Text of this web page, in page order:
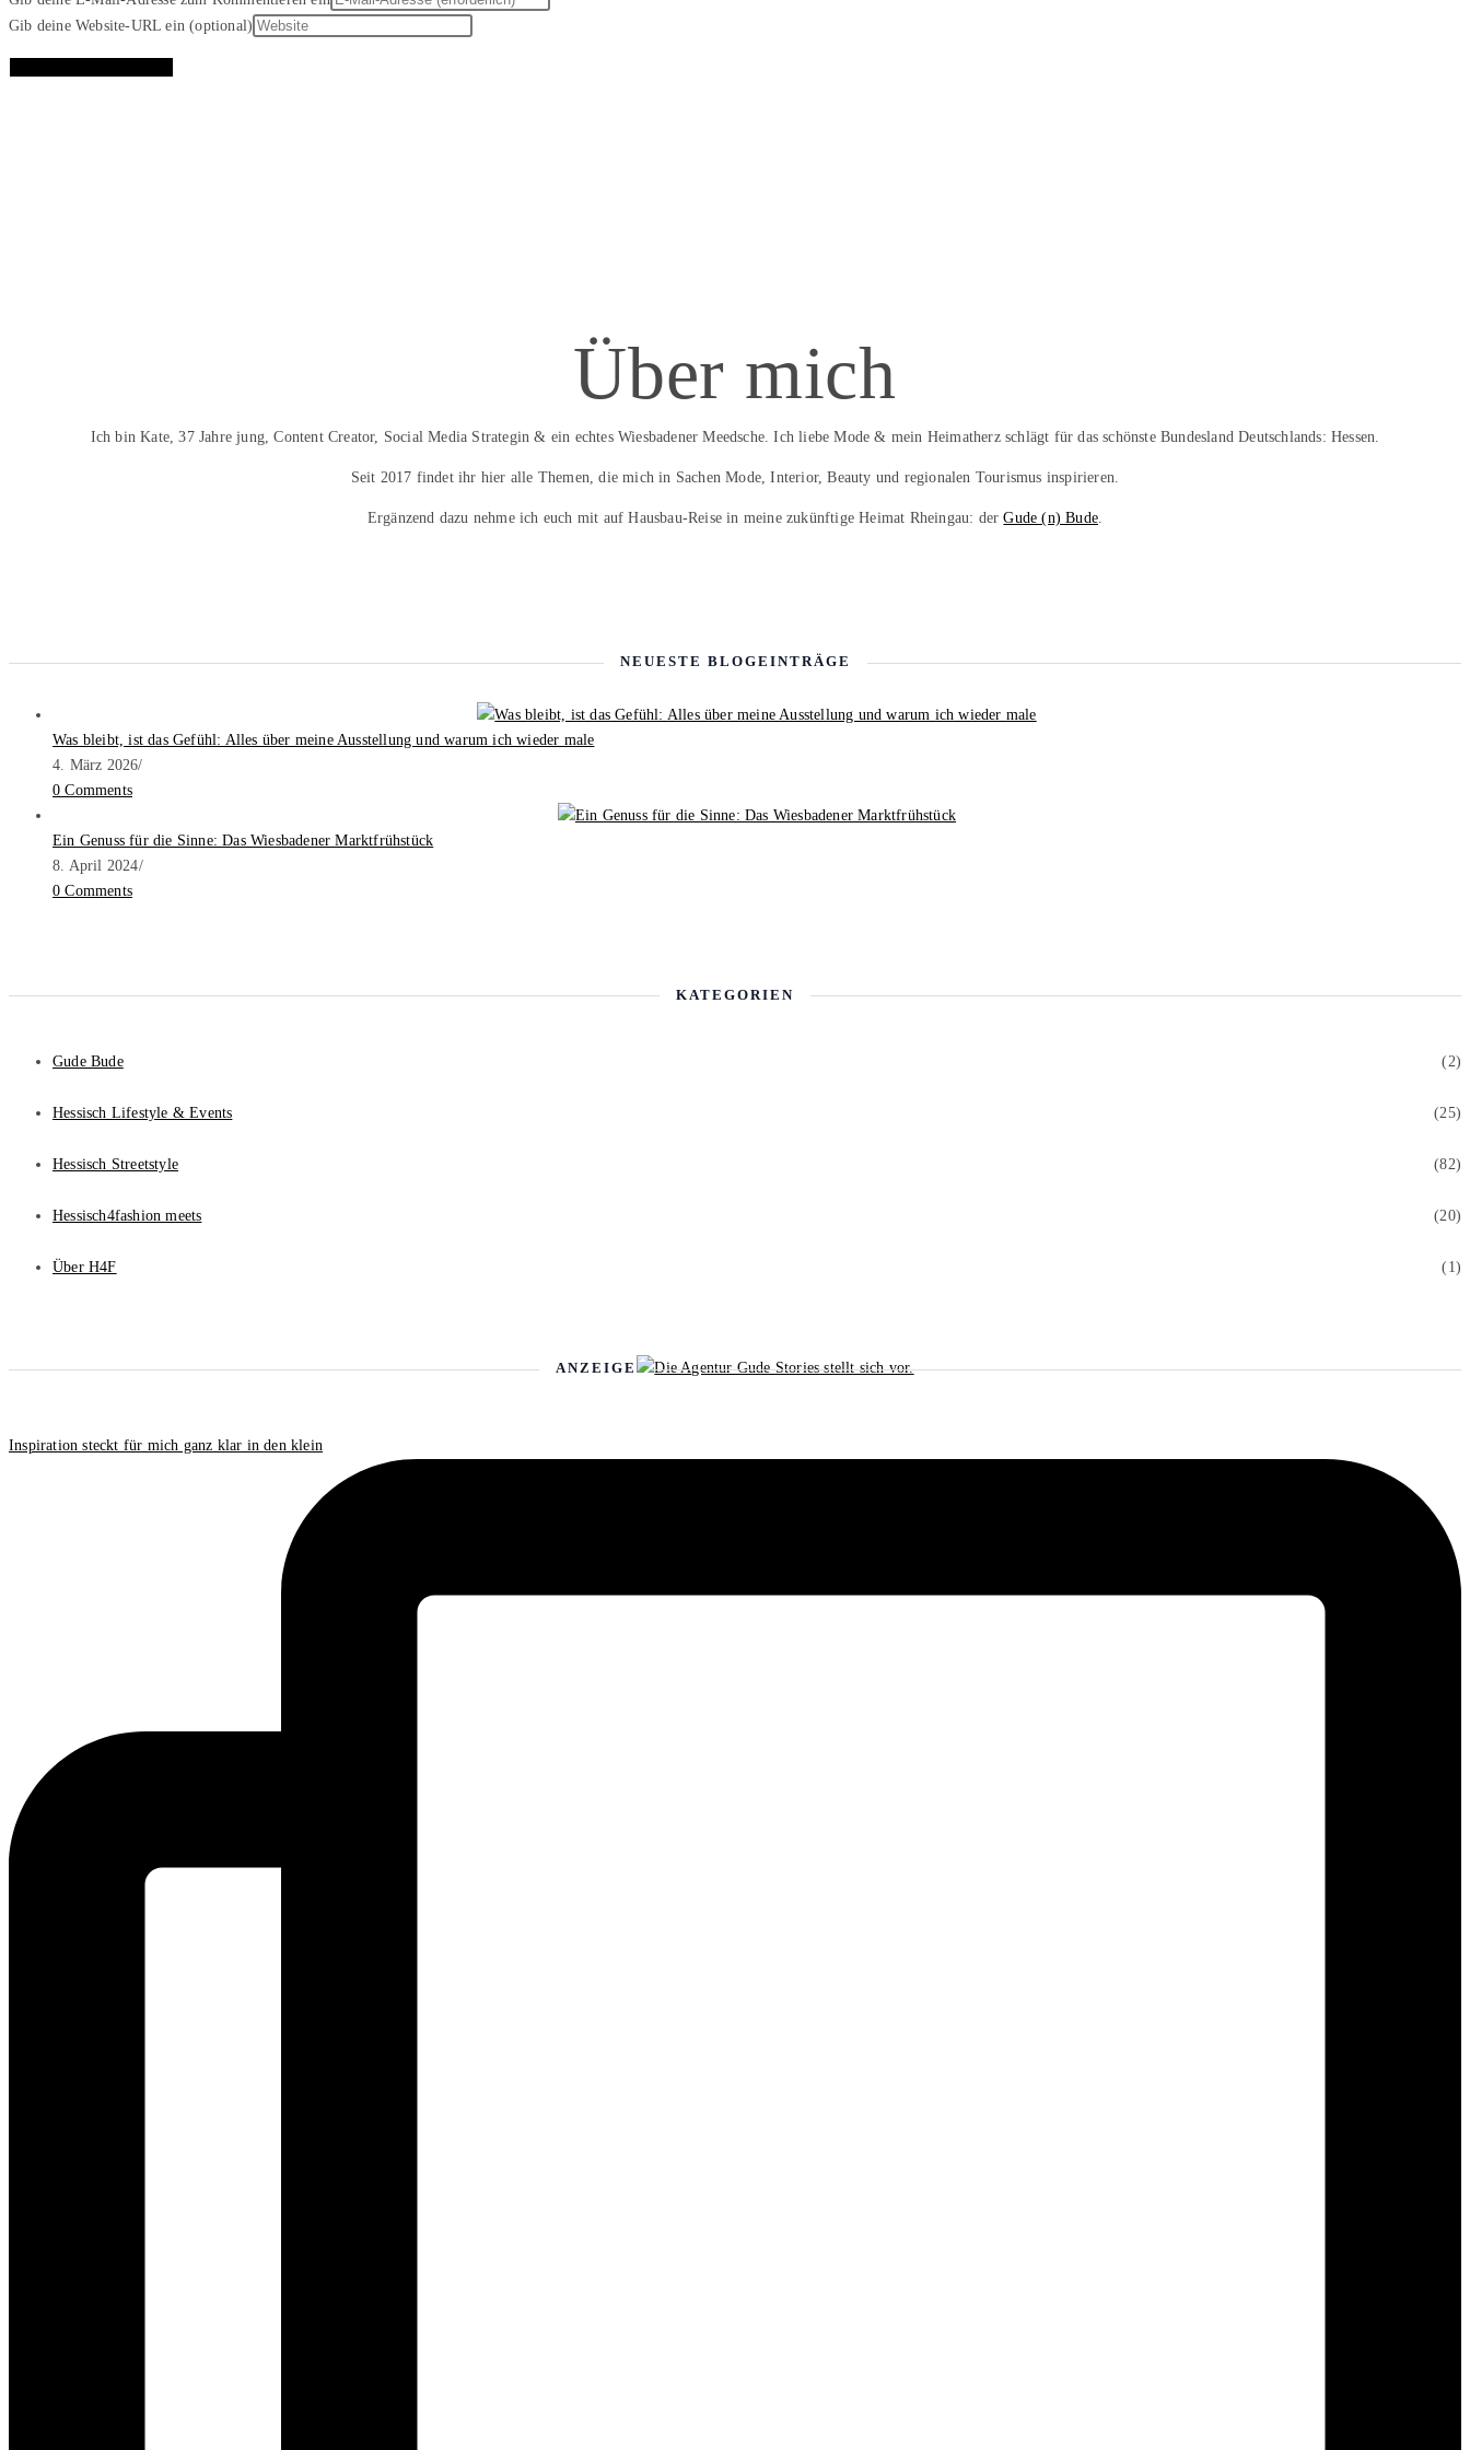
Gib deine Website-URL ein (optional)
Über mich
Ich bin Kate, 37 Jahre jung, Content Creator, Social Media Strategin & ein echtes Wiesbadener Meedsche. Ich liebe Mode & mein Heimatherz schlägt für das schönste Bundesland Deutschlands: Hessen.
Seit 2017 findet ihr hier alle Themen, die mich in Sachen Mode, Interior, Beauty und regionalen Tourismus inspirieren.
Ergänzend dazu nehme ich euch mit auf Hausbau-Reise in meine zukünftige Heimat Rheingau: derGude (n) Bude
NEUESTE BLOGEINTRÄGE
Was bleibt, ist das Gefühl: Alles über meine Ausstellung und warum ich wieder male
4. März 2026/
0 Comments
Ein Genuss für die Sinne: Das Wiesbadener Marktfrühstück
8. April 2024/
0 Comments
KATEGORIEN
Gude Bude (2)
Hessisch Lifestyle & Events (25)
Hessisch Streetstyle (82)
Hessisch4fashion meets (20)
Über H4F (1)
ANZEIGE
Inspiration steckt für mich ganz klar in den klein